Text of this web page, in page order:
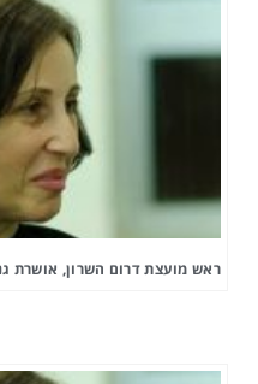
ראש מועצת דרום השרון, אושרת